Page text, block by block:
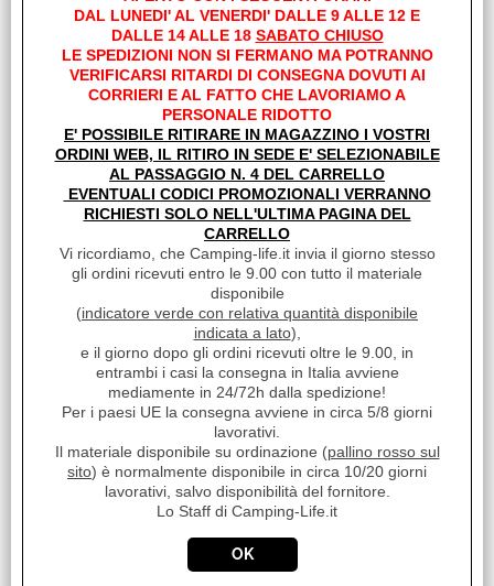
Stampa
Avvisami quando diminuisce il prezzo
Condividi
Richiedi informazioni
Prolunga l'autonomia dei tuoi ghiacciai Blizz-E Flex EZA .
Potente, leggero e compatto, garantisce un funzionamento
continuo e affidabile, ideale per le tue avventure in camper, in
campagna o in piena natura.
Una batteria performante per i tuoi ghiacciai EZA
Un'autonomia prolungata per le vostre scappatelle
La batteria mobile EZA è appositamente progettata per
alimentare i tuoi ghiacciai Blizz-E Flex EZA, proprio come ogni
fonte di elettricità. Grazie alla sua capacità ottimizzata, offre ore
di funzionalità supplementari, perfetti per conservare i vostri
alimenti e cibo al fresco per tutto il tempo dei vostri spostamenti.
Compatto e facile da trasportare
Con il suo design ergonomico e il suo peso ridotto, questa
batteria è facile da trasportare e da manipolare. Elle è
perfettamente integrato con i ghiacciai Blizz-E Flex del marchio
EZA, garantendo un utilizzo intuitivo e senza ingombri. Que vous
soyez en randonnée, en camping ou lors d'un pique-nique, elle
vous accompagne en toute semplicité.
DAL LUNEDI' AL VENERDI' DALLE 9 ALLE 12 E
DALLE 14 ALLE 18 SABATO CHIUSO
LE SPEDIZIONI NON SI FERMANO MA POTRANNO
VERIFICARSI RITARDI DI CONSEGNA DOVUTI AI
CORRIERI E AL FATTO CHE LAVORIAMO A
PERSONALE RIDOTTO
E' POSSIBILE RITIRARE IN MAGAZZINO I VOSTRI
ORDINI WEB, IL RITIRO IN SEDE E' SELEZIONABILE
AL PASSAGGIO N. 4 DEL CARRELLO
EVENTUALI CODICI PROMOZIONALI VERRANNO
RICHIESTI SOLO NELL'ULTIMA PAGINA DEL
CARRELLO
Vi ricordiamo, che Camping-life.it invia il giorno stesso
gli ordini ricevuti entro le 9.00 con tutto il materiale
disponibile
(indicatore verde con relativa quantità disponibile
indicata a lato),
e il giorno dopo gli ordini ricevuti oltre le 9.00, in
entrambi i casi la consegna in Italia avviene
mediamente in 24/72h dalla spedizione!
Per i paesi UE la consegna avviene in circa 5/8 giorni
lavorativi.
Il materiale disponibile su ordinazione (pallino rosso sul
sito) è normalmente disponibile in circa 10/20 giorni
lavorativi, salvo disponibilità del fornitore.
Lo Staff di Camping-Life.it